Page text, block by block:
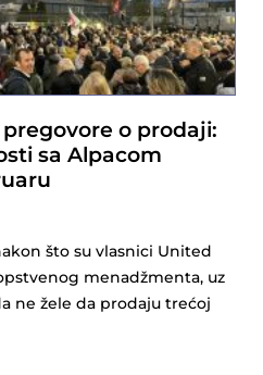
o prodaji:
sa Alpacom
što su vlasnici United
menadžmenta, uz
ne žele da prodaju trećoj